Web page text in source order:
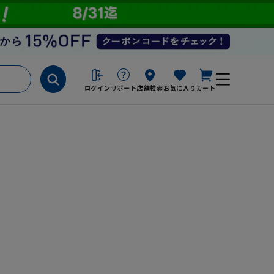
ログイン サポート店舗検索お気に入り カート